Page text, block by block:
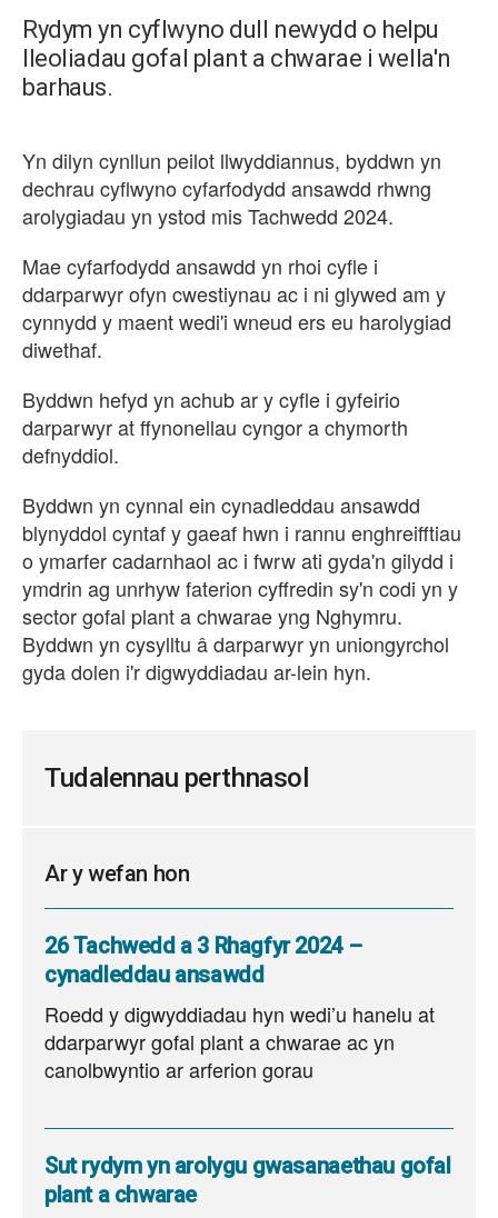
Rydym yn cyflwyno dull newydd o helpu
lleoliadau gofal plant a chwarae i wella'n
barhaus.
Yn dilyn cynllun peilot llwyddiannus, byddwn yn
dechrau cyflwyno cyfarfodydd ansawdd rhwng
arolygiadau yn ystod mis Tachwedd 2024.
Mae cyfarfodydd ansawdd yn rhoi cyfle i
ddarparwyr ofyn cwestiynau ac i ni glywed am y
cynnydd y maent wedi'i wneud ers eu harolygiad
diwethaf.
Byddwn hefyd yn achub ar y cyfle i gyfeirio
darparwyr at ffynonellau cyngor a chymorth
defnyddiol.
Byddwn yn cynnal ein cynadleddau ansawdd
blynyddol cyntaf y gaeaf hwn i rannu enghreifftiau
o ymarfer cadarnhaol ac i fwrw ati gyda'n gilydd i
ymdrin ag unrhyw faterion cyffredin sy'n codi yn y
sector gofal plant a chwarae yng Nghymru.
Byddwn yn cysylltu â darparwyr yn uniongyrchol
gyda dolen i'r digwyddiadau ar-lein hyn.
Tudalennau perthnasol
Ar y wefan hon
26 Tachwedd a 3 Rhagfyr 2024 –
cynadleddau ansawdd
Roedd y digwyddiadau hyn wedi’u hanelu at
ddarparwyr gofal plant a chwarae ac yn
canolbwyntio ar arferion gorau
Sut rydym yn arolygu gwasanaethau gofal
plant a chwarae